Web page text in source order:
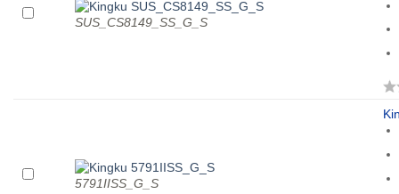
SUS_CS8149_SS_G_S
5791IISS_G_S